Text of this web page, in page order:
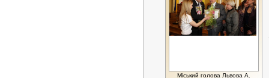
Міський голова Львова А.